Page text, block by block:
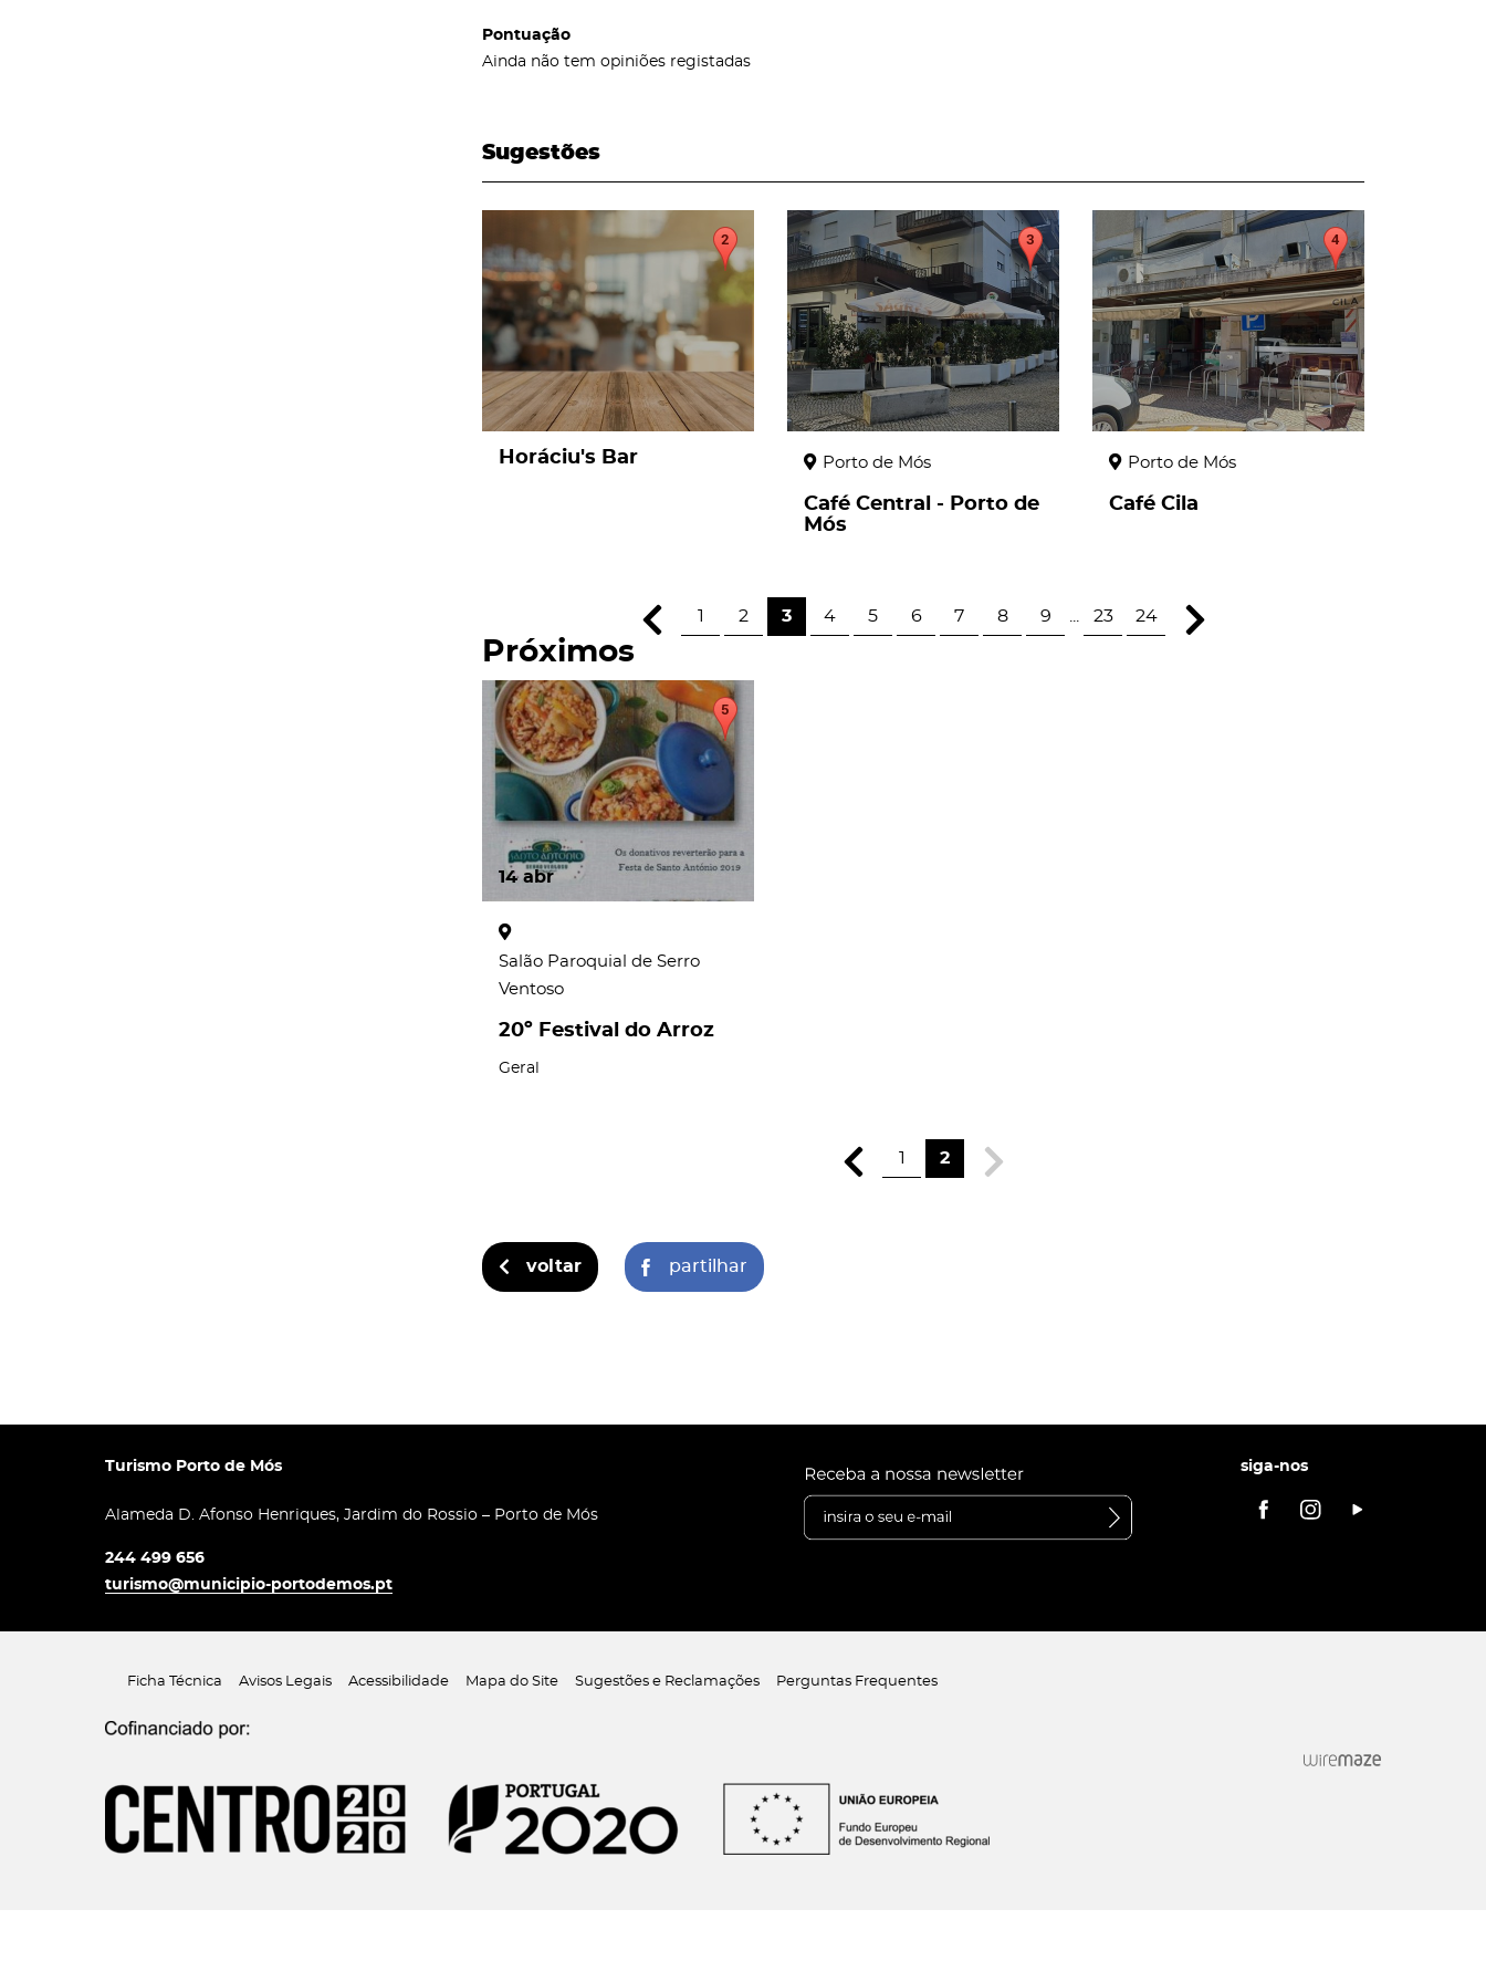
Pontuação
Ainda não tem opiniões registadas
Sugestões
Horáciu's Bar
page
Porto de Mós
Café Central - Porto de
Mós
page
Porto de Mós
Café Cila
1 2 3 4 5 6 7 8 9 23 24
Próximos
14 abr
Salão Paroquial de Serro
Ventoso
20º Festival do Arroz
Geral
1 2
voltar partilhar
Turismo Porto de Mós
Alameda D. Afonso Henriques, Jardim do Rossio – Porto de Mós
244 499 656
turismo@municipio-portodemos.pt
siga-nos
Ficha Técnica Avisos Legais Acessibilidade Mapa do Site Sugestões e Reclamações Perguntas Frequentes